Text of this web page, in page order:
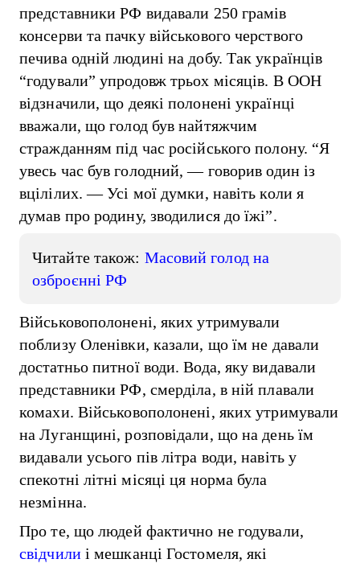
представники РФ видавали 250 грамів
консерви та пачку військового черствого
печива одній людині на добу. Так українців
“годували” упродовж трьох місяців. В ООН
відзначили, що деякі полонені українці
вважали, що голод був найтяжчим
стражданням під час російського полону. “Я
увесь час був голодний, — говорив один із
вцілілих. — Усі мої думки, навіть коли я
думав про родину, зводилися до їжі”.
Читайте також: Масовий голод на
озброєнні РФ
Військовополонені, яких утримували
поблизу Оленівки, казали, що їм не давали
достатньо питної води. Вода, яку видавали
представники РФ, смерділа, в ній плавали
комахи. Військовополонені, яких утримували
на Луганщині, розповідали, що на день їм
видавали усього пів літра води, навіть у
спекотні літні місяці ця норма була
незмінна.
Про те, що людей фактично не годували,
свідчилиі мешканці Гостомеля, які